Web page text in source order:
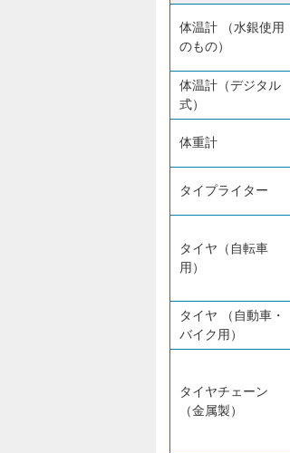
体温計 （水銀使用
のもの）
体温計（デジタル
式）
体重計
タイプライター
タイヤ（自転車
用）
タイヤ （自動車・
バイク用）
タイヤチェーン
（金属製）